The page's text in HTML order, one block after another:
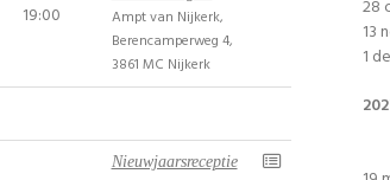
19:00
Ampt van Nijkerk,
Berencamperweg 4,
3861 MC Nijkerk
Nieuwjaarsreceptie
28
13
1